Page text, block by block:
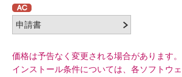
価格は予告なく変更される場合があります。
インストール条件については、各ソフトウ